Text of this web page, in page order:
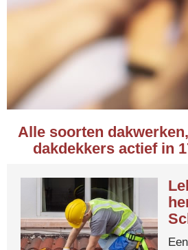
Alle soorten
dakdekkers actief in